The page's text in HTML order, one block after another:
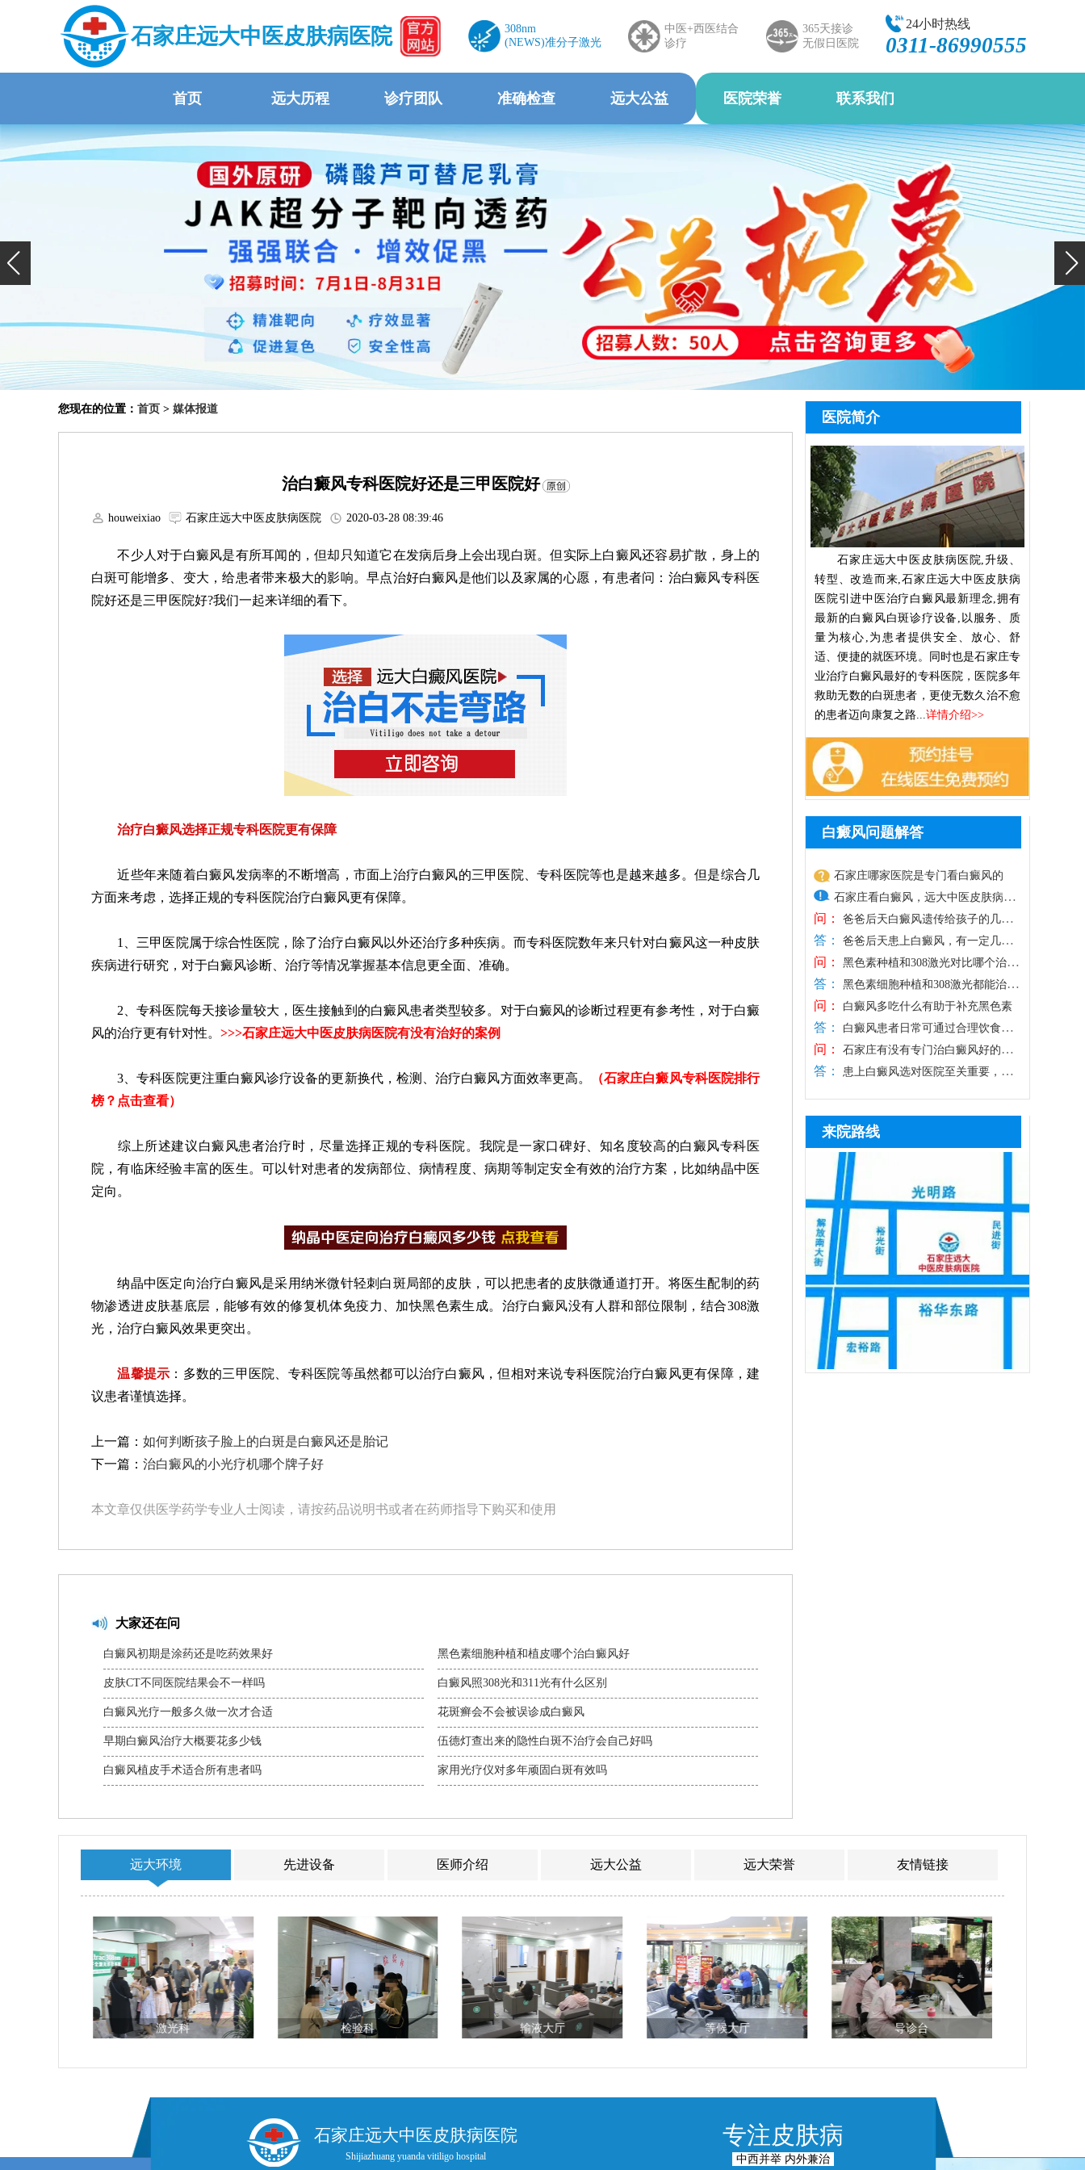
石家庄远大中医皮肤病医院
308nm
(NEWS)准分子激光
中医+西医结合
诊疗
365天接诊
无假日医院
24小时热线
0311-86990555
首页 远大历程 诊疗团队 准确检查 远大公益 医院荣誉 联系我们
您现在的位置： 首页 > 媒体报道
治白癜风专科医院好还是三甲医院好
houweixiao 石家庄远大中医皮肤病医院 2020-03-28 08:39:46
不少人对于白癜风是有所耳闻的，但却只知道它在发病后身上会出现白斑。但实际上白癜风还容易扩散，身上的
白斑可能增多、变大，给患者带来极大的影响。早点治好白癜风是他们以及家属的心愿，有患者问：治白癜风专科医
院好还是三甲医院好?我们一起来详细的看下。
治疗白癜风选择正规专科医院更有保障
近些年来随着白癜风发病率的不断增高，市面上治疗白癜风的三甲医院、专科医院等也是越来越多。但是综合几
方面来考虑，选择正规的专科医院治疗白癜风更有保障。
1、三甲医院属于综合性医院，除了治疗白癜风以外还治疗多种疾病。而专科医院数年来只针对白癜风这一种皮肤
疾病进行研究，对于白癜风诊断、治疗等情况掌握基本信息更全面、准确。
2、专科医院每天接诊量较大，医生接触到的白癜风患者类型较多。对于白癜风的诊断过程更有参考性，对于白癜
风的治疗更有针对性。 >>>石家庄远大中医皮肤病医院有没有治好的案例
3、专科医院更注重白癜风诊疗设备的更新换代，检测、治疗白癜风方面效率更高。 （石家庄白癜风专科医院排行
榜？点击查看）
综上所述建议白癜风患者治疗时，尽量选择正规的专科医院。我院是一家口碑好、知名度较高的白癜风专科医
院，有临床经验丰富的医生。可以针对患者的发病部位、病情程度、病期等制定安全有效的治疗方案，比如纳晶中医
定向。
纳晶中医定向治疗白癜风是采用纳米微针轻刺白斑局部的皮肤，可以把患者的皮肤微通道打开。将医生配制的药
物渗透进皮肤基底层，能够有效的修复机体免疫力、加快黑色素生成。治疗白癜风没有人群和部位限制，结合308激
光，治疗白癜风效果更突出。
温馨提示 ：多数的三甲医院、专科医院等虽然都可以治疗白癜风，但相对来说专科医院治疗白癜风更有保障，建
议患者谨慎选择。
上一篇： 如何判断孩子脸上的白斑是白癜风还是胎记
下一篇： 治白癜风的小光疗机哪个牌子好
本文章仅供医学药学专业人士阅读，请按药品说明书或者在药师指导下购买和使用
大家还在问
白癜风初期是涂药还是吃药效果好
皮肤CT不同医院结果会不一样吗
白癜风光疗一般多久做一次才合适
早期白癜风治疗大概要花多少钱
白癜风植皮手术适合所有患者吗
黑色素细胞种植和植皮哪个治白癜风好
白癜风照308光和311光有什么区别
花斑癣会不会被误诊成白癜风
伍德灯查出来的隐性白斑不治疗会自己好吗
家用光疗仪对多年顽固白斑有效吗
医院简介
石家庄远大中医皮肤病医院,升级、
转型、改造而来,石家庄远大中医皮肤病
医院引进中医治疗白癜风最新理念,拥有
最新的白癜风白斑诊疗设备,以服务、质
量为核心,为患者提供安全、放心、舒
适、便捷的就医环境。同时也是石家庄专
业治疗白癜风最好的专科医院，医院多年
救助无数的白斑患者，更使无数久治不愈
的患者迈向康复之路... 详情介绍>>
白癜风问题解答
石家庄哪家医院是专门看白癜风的
石家庄看白癜风，远大中医皮肤病医
院专病专研，有现代化技术，比如药
物、照光、手术等，满足不同患者治
疗需求，为白斑复色提供更大希望。
医院治白癜风主张一人一方，个性化
治疗，对症对因祛白，令肤色逐步还
原。另外，医院治白癜风重视抗复发
治疗，通过巩固治疗、中医调理、定
期复查降低白斑反复发作的风险。
问：
多大
答：
遗传给孩子，但通常需要多种因素综合作
用，白癜风并非单一遗传因素引起的，和
自身免疫紊乱、外界不良因素刺激有关。
重视孩子日常护理保健，有利于降低白斑
发病几率。另外，如果孩子身上出现疑似
白癜风的白斑，建议早做检查，分析是不
趁着早期就医，早期白斑症状轻微，对症
用药、
问：
癜风好
答：
癜风，关键是选择适合自己的方法，针对
性祛白。对于发病较早期的白斑，病症较
轻，或者白斑位于隐私、黏膜等部位，可
考虑308准分子激光治疗，无痛无创，安
重，白斑区域色素脱失严重，病情稳定，
满足条件可进行手术治疗。另外，无论照
光还是手术，都需养成健康生活习惯，远
离不良因素
问： 白癜风多吃什么有助于补充黑色素
答：
助补充黑色素，助力白斑恢复，可多吃富
含酪氨酸、微量元素的食物，黑豆、黑
肝脏、蛋类、豆制品，能为黑色素合成提
供原料。饮食仅为辅助调理方式，无法根
治白癜风，患者想要白斑恢复健康，需坚
持科学治疗，308激光、311窄谱uvb、黑
色素种植等都是治疗白癜风效果很好的方
法，
问：
院
答：
家庄远大中医皮肤病医院是专攻白癜风诊
疗的正规医院，深耕白斑诊疗多年，始终
坚守专病专治原则，院内医师团队长期专
注白癜风临床诊疗，具备丰富实战经验，
先通过伍德灯、三维皮肤ct全面筛查病
因，结合患者白斑位置、发展时期、体质
差异一人一方对症施治，严格分期、分型
制
来院路线
远大环境 先进设备 医师介绍 远大公益 远大荣誉 友情链接
激光科 检验科 输液大厅 等候大厅 导诊台
石家庄远大中医皮肤病医院
Shijiazhuang yuanda vitiligo hospital
专注皮肤病
中西并举 内外兼治